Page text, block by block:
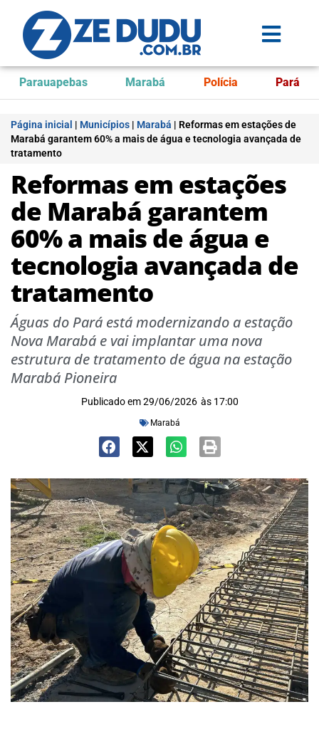
Parauapebas Marabá Polícia Pará
Página inicial | Municípios | Marabá | Reformas em estações de
Marabá garantem 60% a mais de água e tecnologia avançada de
tratamento
Reformas em estações
de Marabá garantem
60% a mais de água e
tecnologia avançada de
tratamento
Águas do Pará está modernizando a estação
Nova Marabá e vai implantar uma nova
estrutura de tratamento de água na estação
Marabá Pioneira
Publicado em 29/06/2026 às 17:00
Marabá